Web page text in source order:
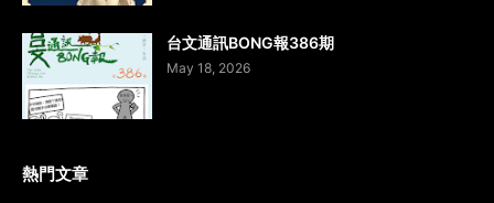
台文通訊BONG報386期
May 18, 2026
熱門文章